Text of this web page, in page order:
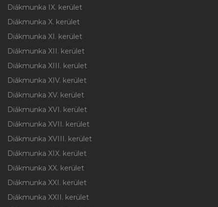
Diákmunka IX. kerület
Diákmunka X. kerület
Diákmunka XI. kerület
Diákmunka XII. kerület
Diákmunka XIII. kerület
Diákmunka XIV. kerület
Diákmunka XV. kerület
Diákmunka XVI. kerület
Diákmunka XVII. kerület
Diákmunka XVIII. kerület
Diákmunka XIX. kerület
Diákmunka XX. kerület
Diákmunka XXI. kerület
Diákmunka XXII. kerület